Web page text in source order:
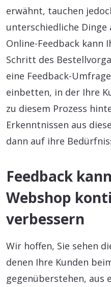
erwähnt, tauchen
unterschiedliche Dinge
Online-Feedback kann
Schritt des
eine Feedback-
einbetten, in der Ihre
zu diesem Prozess
Erkenntnissen aus
dann auf ihre
Feedback
Webshop
verbessern
Wir hoffen, Sie sehen
denen Ihre Kunden
gegenüberstehen, aus